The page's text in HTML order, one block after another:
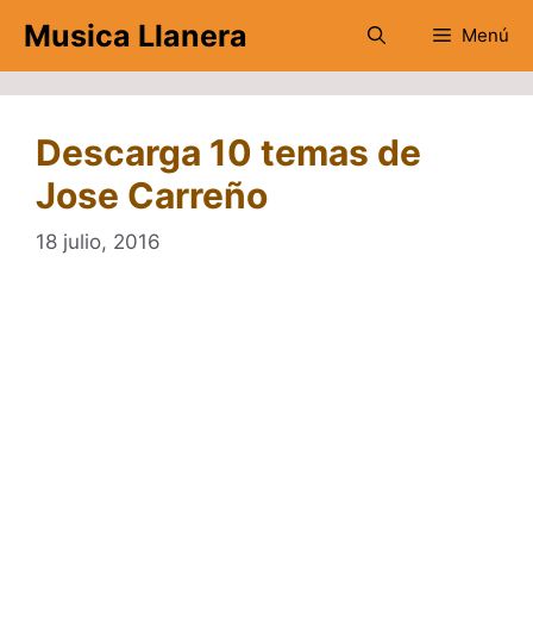
contenido
Musica Llanera Menú
Descarga 10 temas de
Jose Carreño
18 julio, 2016